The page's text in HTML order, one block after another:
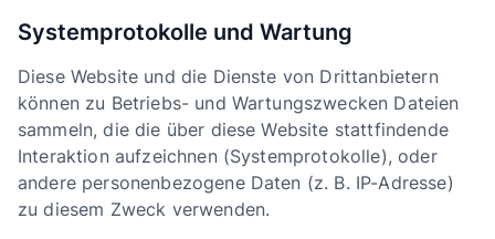
Systemprotokolle und Wartung
Diese Website und die Dienste von Drittanbietern
können zu Betriebs- und Wartungszwecken Dateien
sammeln, die die über diese Website stattfindende
Interaktion aufzeichnen (Systemprotokolle), oder
andere personenbezogene Daten (z. B. IP-Adresse)
zu diesem Zweck verwenden.